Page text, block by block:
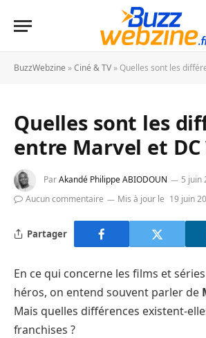
BuzzWebzine »Ciné & TV » Quelles sont les
Quelles sont les
entre Marvel et DC
ParAkandé Philippe ABIODOUN 5 juin
Aucun commentaire
Mis à jour le 19 juin
Partager
En ce qui concerne les films et
héros, on entend souvent parler de
Mais quelles différences existent-
franchises ?